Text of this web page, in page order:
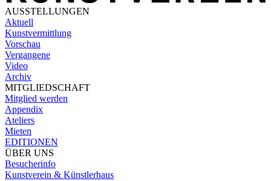
AUSSTELLUNGEN
Aktuell
Kunstvermittlung
Vorschau
Vergangene
Video
Archiv
MITGLIEDSCHAFT
Mitglied werden
Appendix
Ateliers
Mieten
EDITIONEN
ÜBER UNS
Besucherinfo
Kunstverein & Künstlerhaus